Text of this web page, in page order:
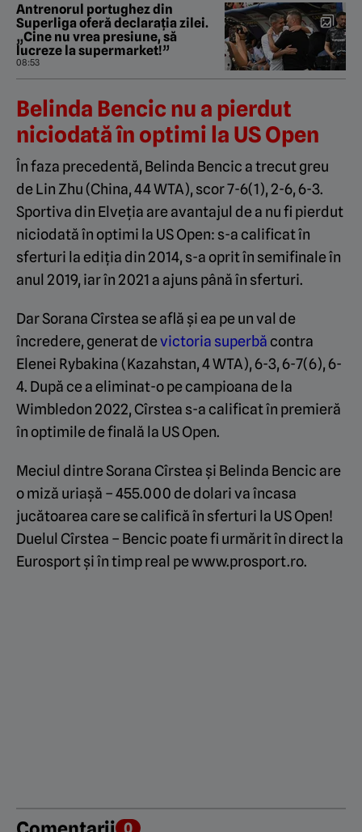
Antrenorul portughez din
Superliga oferă declarația zilei.
„Cine nu vrea presiune, să
lucreze la supermarket!”
08:53
Belinda Bencic nu a pierdut
niciodată în optimi la US Open
În faza precedentă, Belinda Bencic a trecut greu
de Lin Zhu (China, 44 WTA), scor 7-6(1), 2-6, 6-3.
Sportiva din Elveția are avantajul de a nu fi pierdut
niciodată în optimi la US Open: s-a calificat în
sferturi la ediția din 2014, s-a oprit în semifinale în
anul 2019, iar în 2021 a ajuns până în sferturi.
Dar Sorana Cîrstea se află și ea pe un val de
încredere, generat devictoria superbă contra
Elenei Rybakina (Kazahstan, 4 WTA), 6-3, 6-7(6), 6-
4. După ce a eliminat-o pe campioana de la
Wimbledon 2022, Cîrstea s-a calificat în premieră
în optimile de finală la US Open.
Meciul dintre Sorana Cîrstea și Belinda Bencic are
o miză uriașă – 455.000 de dolari va încasa
jucătoarea care se califică în sferturi la US Open!
Duelul Cîrstea – Bencic poate fi urmărit în direct la
Eurosport și în timp real pe www.prosport.ro.
0